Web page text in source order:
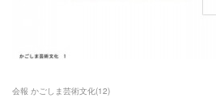
会報 かごしま芸術文化(12)